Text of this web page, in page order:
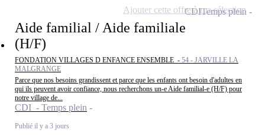
Aide familial / Aide familiale
(H/F)
FONDATION VILLAGES D ENFANCE ENSEMBLE - 54 - JARVILLE LA
MALGRANGE
Parce que nos besoins grandissent et parce que les enfants ont besoin d'adultes en
qui ils peuvent avoir confiance, nous recherchons un-e Aide familial-e (H/F) pour
notre village de...
CDI - Temps plein
Publié il y a 3 jours
CDITemps plein
Ajouter cette offre à ma sélection